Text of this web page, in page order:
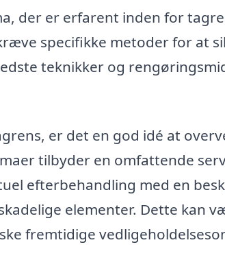
der er erfarent inden for
specifikke metoder for at
teknikker og
er det en god idé at
tilbyder en omfattende
efterbehandling med en
elementer. Dette kan
fremtidige